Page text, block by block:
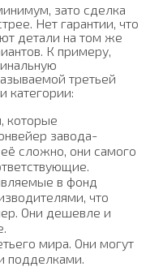
зато сделка
Нет гарантии, что
детали на том же
К примеру,
третьей
категории:
которые
завода-
сложно, они самого
в фонд
что
Они дешевле и
мира. Они могут
подделками.